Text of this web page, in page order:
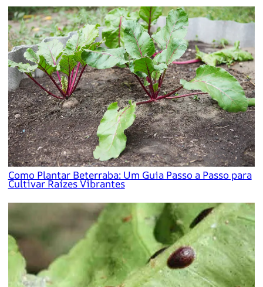
Como Plantar Beterraba: Um Guia Passo a Passo para
Cultivar Raízes Vibrantes